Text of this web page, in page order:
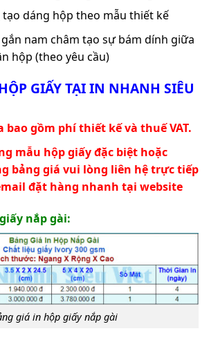
tạo dáng hộp theo mẫu thiết kế
nam châm tạo sự bám dính giữa
hộp (theo yêu cầu)
GIẤY TẠI IN NHANH SIÊU
bao gồm phí thiết kế và thuế VAT.
mẫu hộp giấy đặc biệt hoặc
bảng giá vui lòng liên hệ trực tiếp
đặt hàng nhanh tại website
nắp gài:
giá in hộp giấy nắp gài